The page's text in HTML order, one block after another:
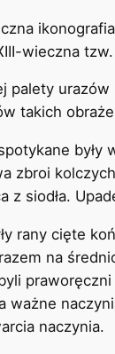
wieczna
palety
takich
były
zbroi
z siodła.
rany cięte
na
praworęczni
ważne
naczynia.